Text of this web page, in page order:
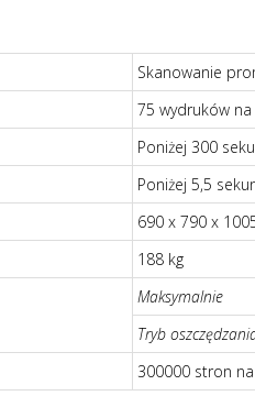
Skanowanie
75 wydruków na
Poniżej 300
Poniżej 5,5
690 x 790 x
188 kg
Maksymalnie
Tryb
300000 stron